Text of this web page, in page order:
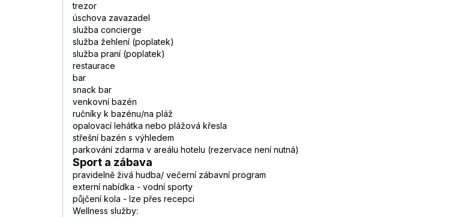
trezor
úschova zavazadel
služba concierge
služba žehlení (poplatek)
služba praní (poplatek)
restaurace
bar
snack bar
venkovní bazén
ručníky k bazénu/na pláž
opalovací lehátka nebo plážová křesla
střešní bazén s výhledem
parkování zdarma v areálu hotelu (rezervace není nutná)
Sport a zábava
pravidelně živá hudba/ večerní zábavní program
externí nabídka - vodní sporty
půjčení kola - lze přes recepci
Wellness služby: